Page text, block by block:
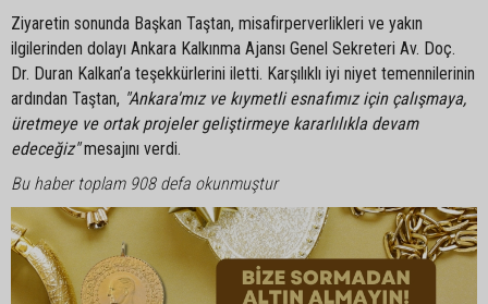
Ziyaretin sonunda Başkan Taştan, misafirperverlikleri ve yakın
ilgilerinden dolayı Ankara Kalkınma Ajansı Genel Sekreteri Av. Doç.
Dr. Duran Kalkan’a teşekkürlerini iletti. Karşılıklı iyi niyet temennilerinin
ardından Taştan, "Ankara'mız ve kıymetli esnafımız için çalışmaya,
üretmeye ve ortak projeler geliştirmeye kararlılıkla devam
edeceğiz"mesajını verdi.
Bu haber toplam 908 defa okunmuştur